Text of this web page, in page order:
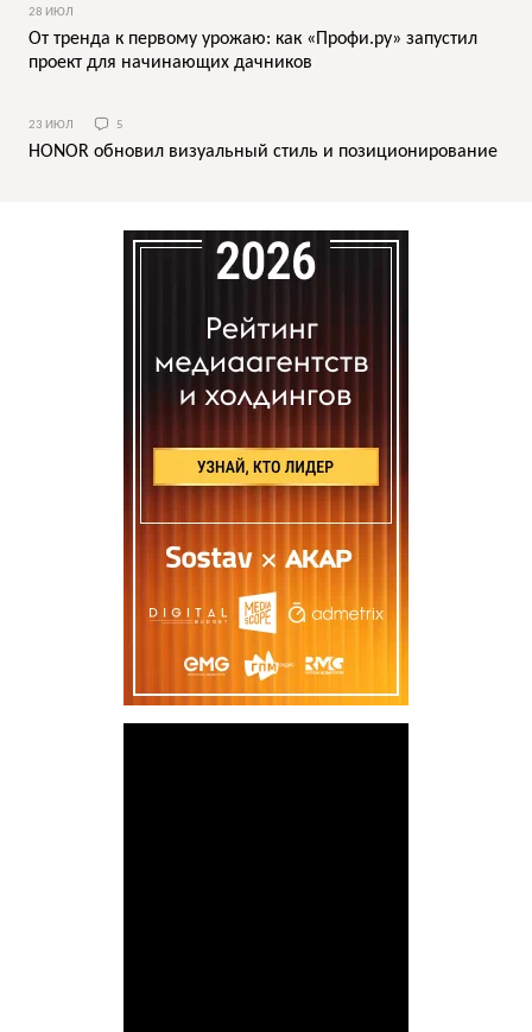
28 ИЮЛ
От тренда к первому урожаю: как «Профи.ру» запустил
проект для начинающих дачников
23 ИЮЛ 5
HONOR обновил визуальный стиль и позиционирование